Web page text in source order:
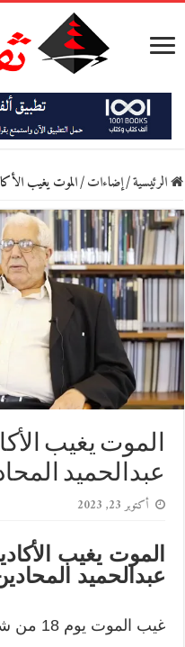
الرئيسية/إضاءات/الموت يغيب
الموت يغيب
عبدالحميد
أكتوبر 23, 2023
الموت يغيب
عبدالحميد
غيب